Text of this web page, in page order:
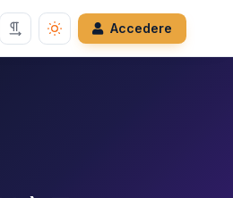
Accedere